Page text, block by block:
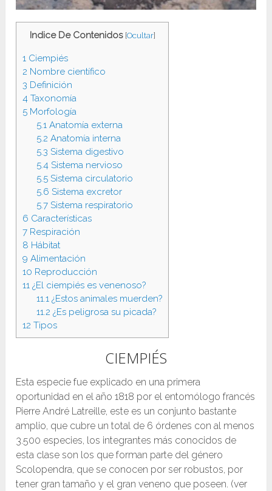
Indice De Contenidos [Ocultar]
1 Ciempiés
2 Nombre científico
3 Definición
4 Taxonomía
5 Morfología
5.1Anatomía externa
5.2 Anatomía interna
5.3 Sistema digestivo
5.4Sistema nervioso
5.5Sistema circulatorio
5.6 Sistema excretor
5.7Sistema respiratorio
6 Características
7 Respiración
8 Hábitat
9 Alimentación
10 Reproducción
11 ¿El ciempiés es venenoso?
11.1¿Estos animales muerden?
11.2 ¿Es peligrosa su picada?
12 Tipos
CIEMPIÉS
Esta especie fue explicado en una primera
oportunidad en el año 1818 por el entomólogo francés
Pierre André Latreille, este es un conjunto bastante
amplio, que cubre un total de 6 órdenes con al menos
3.500 especies, los integrantes más conocidos de
esta clase son los que forman parte del género
Scolopendra, que se conocen por ser robustos, por
tener gran tamaño y el gran veneno que poseen. (ver